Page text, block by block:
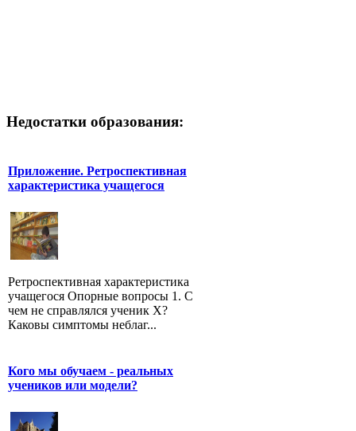
Недостатки образования:
Приложение. Ретроспективная
характеристика учащегося
Ретроспективная характеристика
учащегося Опорные вопросы 1. С
чем не справлялся ученик Х?
Каковы симптомы неблаг...
Кого мы обучаем - реальных
учеников или модели?